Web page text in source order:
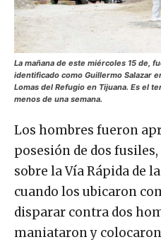
La mañana de este miércoles 15 de,
identificado como Guillermo Salazar
Lomas del Refugio en Tijuana. Es el
menos de una semana.
Los hombres fueron
posesión de dos
sobre la Vía Rápida de
cuando los ubicaron
disparar contra dos
maniataron y